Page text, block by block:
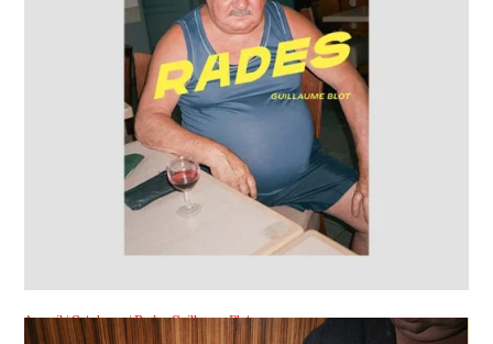
Accueil/Catalogue/ Rades, Guillaume Blot